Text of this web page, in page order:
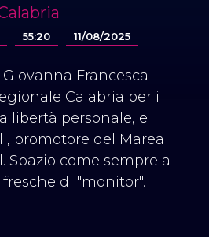
55:20 11/08/2025
Francesca
Calabria per i
libertà personale, e
promotore del Marea
Spazio come sempre a
di "monitor".